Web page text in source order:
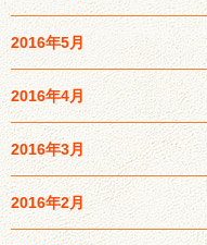
2016年5月
2016年4月
2016年3月
2016年2月